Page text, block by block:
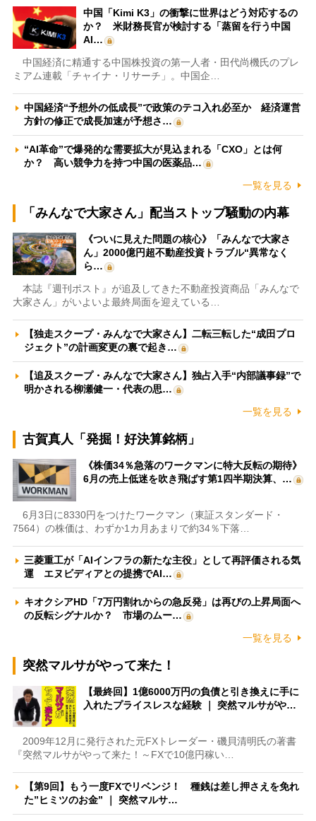
中国「Kimi K3」の衝撃に世界はどう対応するの
か？ 米財務長官が検討する「蒸留を行う中国
AI…
中国経済に精通する中国株投資の第一人者・田代尚機氏のプレ
ミアム連載「チャイナ・リサーチ」。中国企…
中国経済“予想外の低成長”で政策のテコ入れ必至か 経済運営
方針の修正で成長加速が予想さ…
“AI革命”で爆発的な需要拡大が見込まれる「CXO」とは何
か？ 高い競争力を持つ中国の医薬品…
一覧を見る
「みんなで大家さん」配当ストップ騒動の内幕
《ついに見えた問題の核心》「みんなで大家さ
ん」2000億円超不動産投資トラブル“異常なく
ら…
本誌『週刊ポスト』が追及してきた不動産投資商品「みんなで
大家さん」がいよいよ最終局面を迎えている…
【独走スクープ・みんなで大家さん】二転三転した“成田プロ
ジェクト”の計画変更の裏で起き…
【追及スクープ・みんなで大家さん】独占入手“内部議事録”で
明かされる柳瀬健一・代表の思…
一覧を見る
古賀真人「発掘！好決算銘柄」
《株価34％急落のワークマンに特大反転の期待》
6月の売上低迷を吹き飛ばす第1四半期決算、…
6月3日に8330円をつけたワークマン（東証スタンダード・
7564）の株価は、わずか1カ月あまりで約34％下落…
三菱重工が「AIインフラの新たな主役」として再評価される気
運 エヌビディアとの提携でAI…
キオクシアHD「7万円割れからの急反発」は再びの上昇局面へ
の反転シグナルか？ 市場のムー…
一覧を見る
突然マルサがやって来た！
【最終回】1億6000万円の負債と引き換えに手に
入れたプライスレスな経験 ｜ 突然マルサがや…
2009年12月に発行された元FXトレーダー・磯貝清明氏の著書
『突然マルサがやって来た！～FXで10億円稼い…
【第9回】もう一度FXでリベンジ！ 種銭は差し押さえを免れ
た”ヒミツのお金” ｜ 突然マルサ…